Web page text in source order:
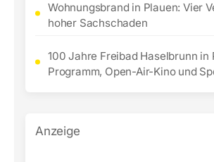
Wohnungsbrand in Plauen: Vier
hoher Sachschaden
100 Jahre Freibad Haselbrunn in
Programm, Open-Air-Kino und
Anzeige